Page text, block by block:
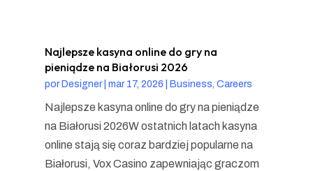
Najlepsze kasyna online do gry na
pieniądze na Białorusi 2026
por Designer| mar 17, 2026 Business, Careers
Najlepsze kasyna online do gry na pieniądze
na Białorusi 2026W ostatnich latach kasyna
online stają się coraz bardziej popularne na
Białorusi, Vox Casino zapewniając graczom